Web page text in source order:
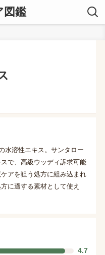
図鑑
水溶性エキス。サンタロー
で、高級ウッディ訴求可能
アを狙う処方に組み込まれ
に適する素材として使え
4.7